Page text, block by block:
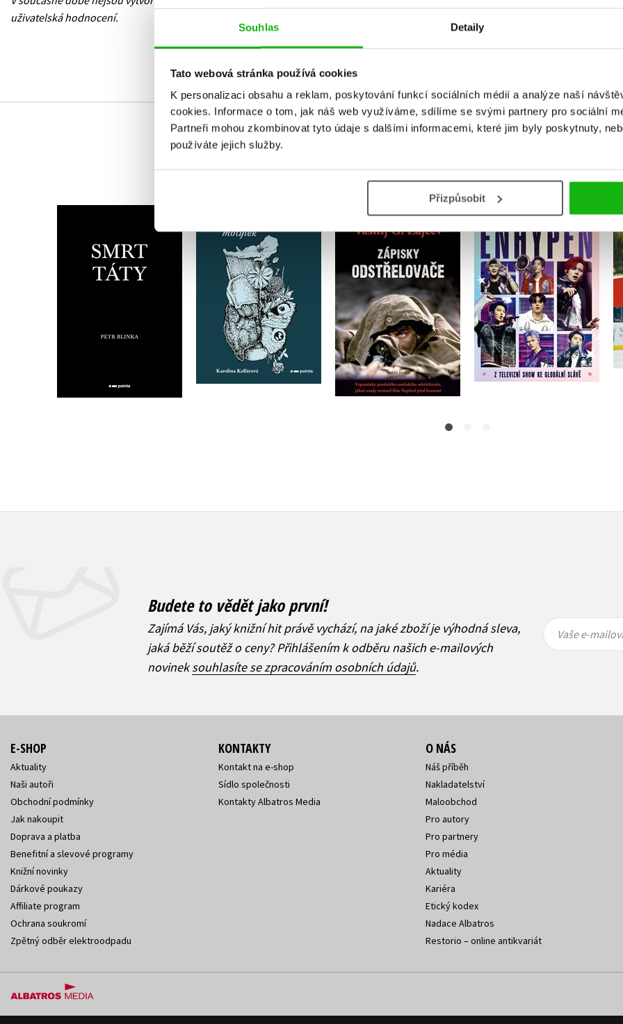
Souhlas Detaily
Tato webová stránka používá cookies
K personalizaci obsahu a reklam, poskytování funkcí sociálních médií a analýze naší
cookies. Informace o tom, jak náš web využíváme, sdílíme se svými partnery pro sociální
Partneři mohou zkombinovat tyto údaje s dalšími informacemi, které jim byly poskytnuty,
používáte jejich služby.
Přizpůsobit
uživatelská hodnocení.
Uživatelskou recenzi mohou vkládat pouze registrovaní
Petr Blinka
Do košíku
Pokusnej Motýlek
Karolína Kollárová
Do košíku
279 Kč
223 Kč
Zápisky odstřelovače
Vasilij G. Zajcev
Do košíku
349 Kč
279 Kč
Ultimátní průvodce
Enhypen
Future Publishing
Do košíku
349 Kč
279 Kč
Budete to vědět jako první!
Zajímá Vás, jaký knižní hit právě vychází, na jaké zboží je výhodná sleva,
jaká běží soutěž o ceny? Přihlášením k odběru našich e-mailových
novineksouhlasíte se zpracováním osobních údajů.
mailová
mailová
Vaše e-
E-SHOP
Aktuality
Naši autoři
Obchodní podmínky
Jak nakoupit
Doprava a platba
Benefitní a slevové programy
Knižní novinky
Dárkové poukazy
Affiliate program
Ochrana soukromí
Zpětný odběr elektroodpadu
KONTAKTY
Kontakt na e-shop
Sídlo společnosti
Kontakty Albatros Media
O NÁS
Náš příběh
Nakladatelství
Maloobchod
Pro autory
Pro partnery
Pro média
Aktuality
Kariéra
Etický kodex
Nadace Albatros
Restorio – online antikvariát